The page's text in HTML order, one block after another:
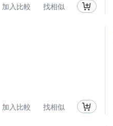
加入比較 找相似
加入比較 找相似